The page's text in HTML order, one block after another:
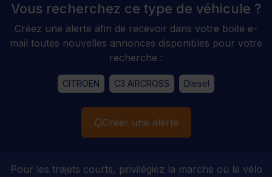
Vous recherchez ce type de véhicule ?
Créez une alerte afin de recevoir dans votre boite e-
mail toutes nouvelles annonces disponibles pour votre
recherche :
CITROEN C3 AIRCROSS Diesel
Créer une alerte
Pour les trajets courts, privilégiez la marche ou le vélo